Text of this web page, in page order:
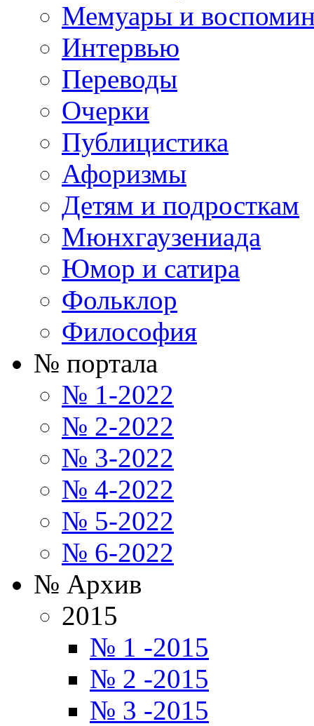
Мемуары и
Интервью
Переводы
Очерки
Публицистика
Афоризмы
Детям и подросткам
Мюнхгаузениада
Юмор и сатира
Фольклор
Философия
№ портала
№ 1-2022
№ 2-2022
№ 3-2022
№ 4-2022
№ 5-2022
№ 6-2022
№ Архив
2015
№ 1 -2015
№ 2 -2015
№ 3 -2015